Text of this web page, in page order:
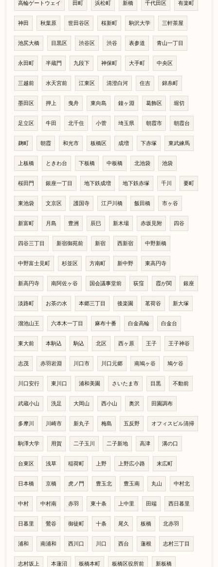
高輪ゲートウェイ 田町 浜松町 新橋 千代田区 有楽町
神田 秋葉原 世田谷区 桜新町 駒沢大学 三軒茶屋
池尻大橋 目黒区 渋谷区 渋谷 表参道 青山一丁目
永田町 半蔵門 九段下 神保町 大手町 中央区
三越前 水天宮前 江東区 清澄白河 住吉 錦糸町
墨田区 押上 曳舟 東向島 鐘ヶ淵 葛飾区 堀切
足立区 牛田 北千住 小菅 埼玉県 朝霞市 朝霞台
麹町 朝霞 和光市 板橋区 成増 下赤塚 東武練馬
上板橋 ときわ台 下板橋 中板橋 北池袋 池袋
桜田門 銀座一丁目 地下鉄成増 地下鉄赤塚 千川 要町
東池袋 文京区 護国寺 江戸川橋 飯田橋 市ヶ谷
新富町 月島 豊洲 辰巳 新木場 赤坂見附 四谷
四谷三丁目 新宿御苑前 新宿 西新宿 中野新橋
中野富士見町 杉並区 方南町 新中野 東高円寺
新高円寺 南阿佐ヶ谷 国会議事堂前 荻窪 霞が関 銀座
淡路町 お茶の水 本郷三丁目 後楽園 茗荷谷 新大塚
溜池山王 六本木一丁目 麻布十番 白金高輪 白金台
東大前 本駒込 駒込 北区 西ヶ原 王子 王子神谷
志茂 赤羽岩淵 川口市 川口元郷 南鳩ヶ谷 鳩ケ谷
川口安行 東川口 浦和美園 さいたま市 目黒 不動前
武蔵小山 洗足 大岡山 西小山 奥沢 田園調布
多摩川 川崎市 新丸子 梅島 五反野 オフィスビル清掃
駒澤大学 用賀 二子玉川 二子新地 高津 溝の口
台東区 浅草 稲荷町 上野 上野広小路 末広町
日本橋 京橋 虎ノ門 豊玉北 豊玉南 丸山 中村北
中村 中村南 赤羽 東十条 上中里 田端 西日暮里
日暮里 鶯谷 御徒町 十条 尾久 板橋 北赤羽
浦和 南浦和 西川口 川口 西台 蓮根 志村三丁目
志村坂上 本蓮沼 板橋本町 板橋区役所前 新板橋